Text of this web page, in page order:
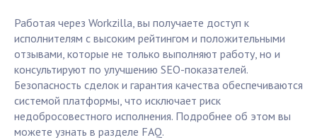
Работая через Workzilla, вы получаете доступ к
исполнителям с высоким рейтингом и положительными
отзывами, которые не только выполняют работу, но и
консультируют по улучшению SEO-показателей.
Безопасность сделок и гарантия качества обеспечиваются
системой платформы, что исключает риск
недобросовестного исполнения. Подробнее об этом вы
можете узнать в разделе FAQ.